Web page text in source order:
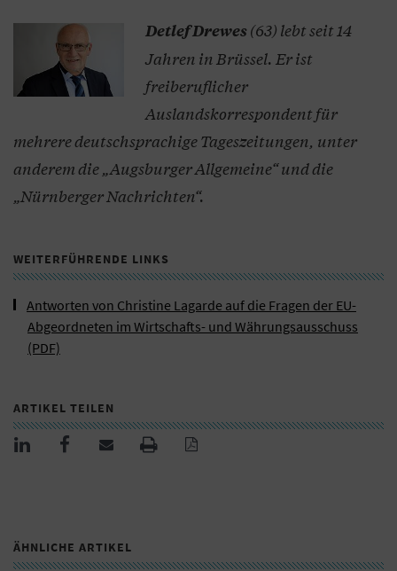
Detlef Drewes (63) lebt seit 14
Jahren in Brüssel. Er ist
freiberuflicher
Auslandskorrespondent für
mehrere deutschsprachige Tageszeitungen, unter
anderem die „Augsburger Allgemeine“ und die
„Nürnberger Nachrichten“.
WEITERFÜHRENDE LINKS
Antworten von Christine Lagarde auf die Fragen der EU-
Abgeordneten im Wirtschafts- und Währungsausschuss
(PDF)
ARTIKEL TEILEN
ÄHNLICHE ARTIKEL